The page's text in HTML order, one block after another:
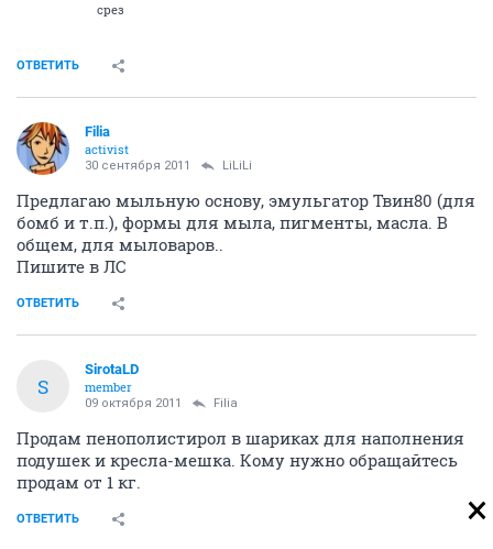
срез
ОТВЕТИТЬ
Filia
activist
30 сентября 2011 LiLiLi
Предлагаю мыльную основу, эмульгатор Твин80 (для
бомб и т.п.), формы для мыла, пигменты, масла. В
общем, для мыловаров..
Пишите в ЛС
ОТВЕТИТЬ
S
SirotaLD
member
09 октября 2011 Filia
Продам пенополистирол в шариках для наполнения
подушек и кресла-мешка. Кому нужно обращайтесь
продам от 1 кг.
ОТВЕТИТЬ